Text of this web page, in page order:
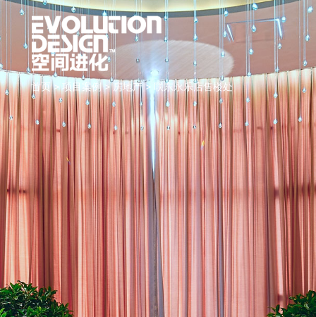
首页>项目案例>房地产 > 联东永乐店售楼处